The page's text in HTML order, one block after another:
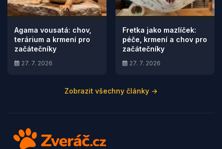
Agama vousatá: chov,
terárium a krmení pro
začátečníky
27. 7. 2026
Fretka jako mazlíček:
péče, krmení a chov pro
začátečníky
27. 7. 2026
Zobrazit všechny články →